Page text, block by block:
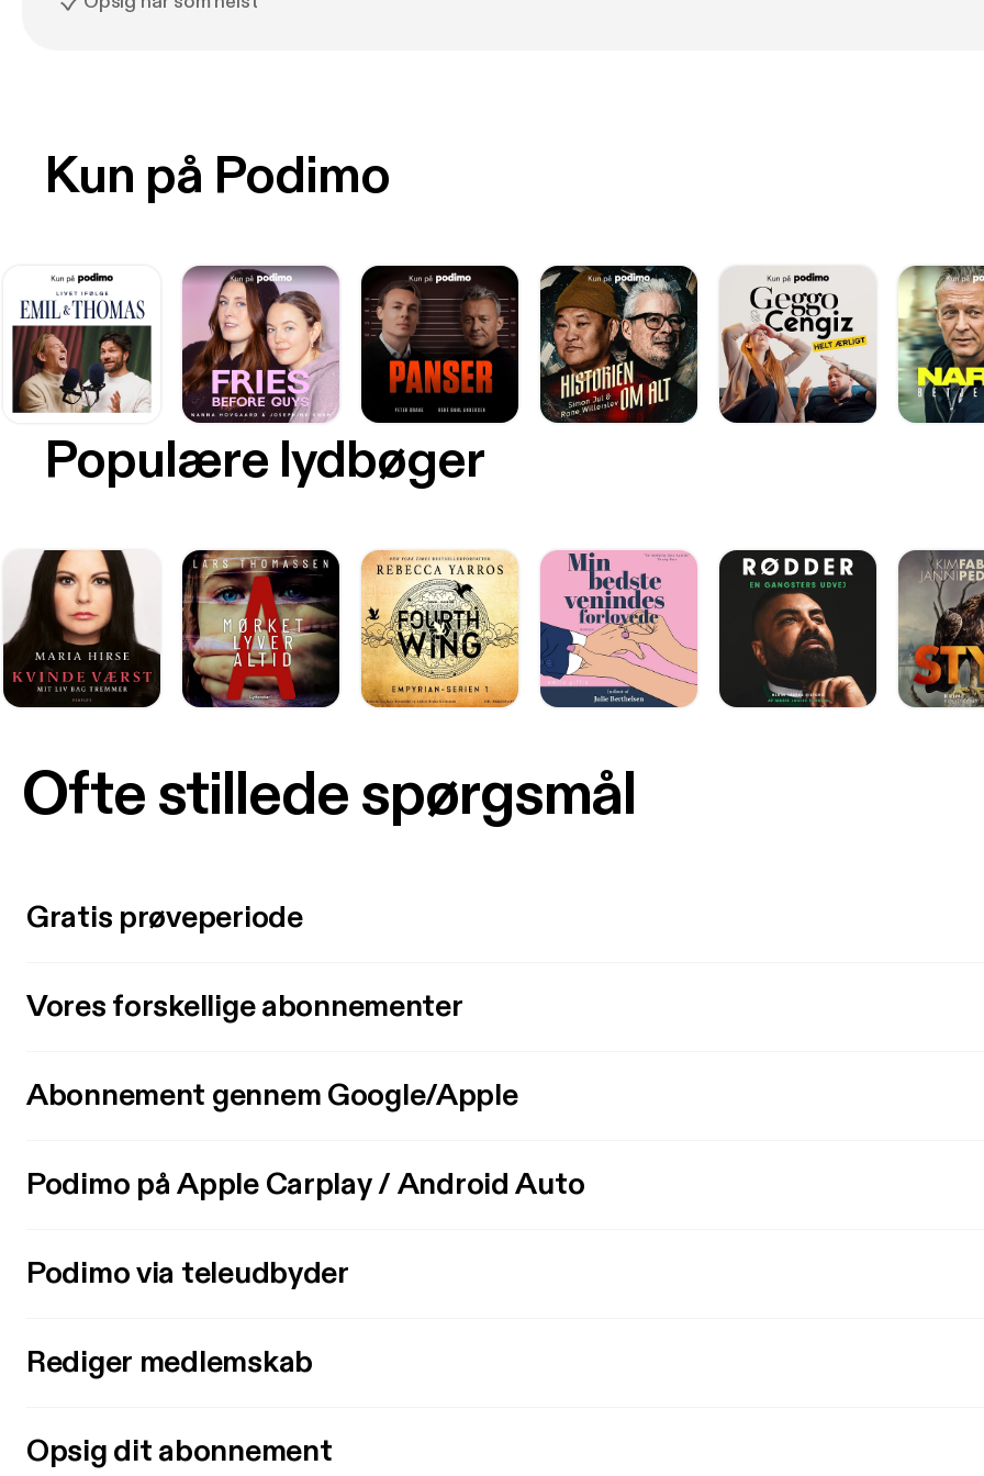
Kun på Podimo
Populære lydbøger
Ofte stillede spørgsmål
Gratis prøveperiode
Vores forskellige abonnementer
Abonnement gennem Google/Apple
Podimo på Apple Carplay / Android Auto
Podimo via teleudbyder
Rediger medlemskab
Opsig dit abonnement